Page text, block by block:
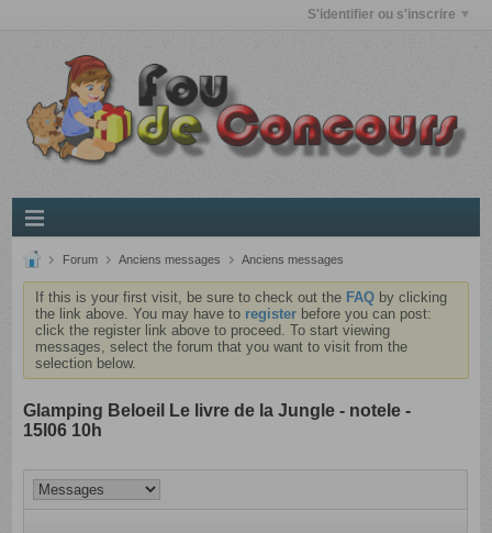
S'identifier ou s'inscrire
Forum Anciens messages Anciens messages
If this is your first visit, be sure to check out the FAQ by clicking
the link above. You may have to register before you can post:
click the register link above to proceed. To start viewing
messages, select the forum that you want to visit from the
selection below.
Glamping Beloeil Le livre de la Jungle - notele -
15l06 10h